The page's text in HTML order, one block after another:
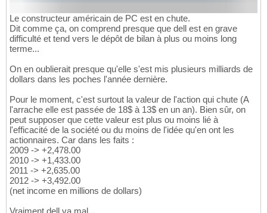
Le constructeur américain de PC est en chute.
Dit comme ça, on comprend presque que dell est en grave
difficulté et tend vers le dépôt de bilan à plus ou moins long
terme...
On en oublierait presque qu'elle s'est mis plusieurs milliards de
dollars dans les poches l'année dernière.
Pour le moment, c'est surtout la valeur de l'action qui chute (A
l'arrache elle est passée de 18$ à 13$ en un an). Bien sûr, on
peut supposer que cette valeur est plus ou moins lié à
l'efficacité de la société ou du moins de l'idée qu'en ont les
actionnaires. Car dans les faits :
2009 -> +2,478.00
2010 -> +1,433.00
2011 -> +2,635.00
2012 -> +3,492.00
(net income en millions de dollars)